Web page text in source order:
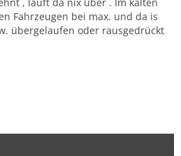
Fahrzeugen bei max. und da is
übergelaufen oder rausgedrückt